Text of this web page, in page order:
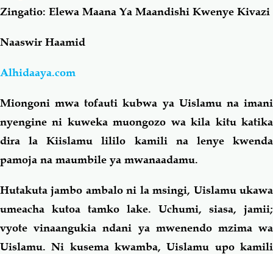
Shirki & Kufru Bid-'ah (Uzushi)
Salaf Wa Ummah
Fiqh-Ibaadah
Fataawa Za Ulamaa Kauli Za Salaf
Akhlaaq-Aadaab Raqaaiq
Familia-Jamii Maswali-Majibu
Chemsha Bongo Vitabu
Zingatio: Elewa Maana Ya Maandishi Kwenye Kivazi
Naaswir Haamid
Alhidaaya.com
Miongoni mwa tofauti kubwa ya Uislamu na imani
nyengine ni kuweka muongozo wa kila kitu katika
dira la Kiislamu lililo kamili na lenye kwenda
pamoja na maumbile ya mwanaadamu.
Hutakuta jambo ambalo ni la msingi, Uislamu ukawa
umeacha kutoa tamko lake. Uchumi, siasa, jamii;
vyote vinaangukia ndani ya mwenendo mzima wa
Uislamu. Ni kusema kwamba, Uislamu upo kamili